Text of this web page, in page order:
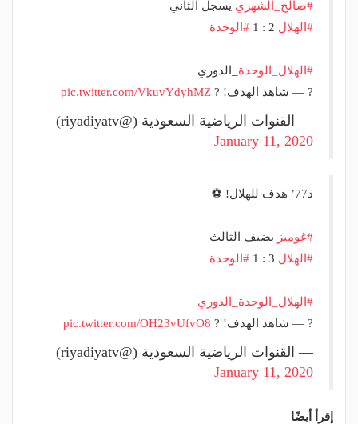
#صالح_الشهري ⁩ يسجل الثاني
#الهلال
#الوحدة
#الهلال_الوحدة ⁩_الدوري
? — شاهد الهدف! ? pic.twitter.com/VkuvYdyhMZ
— القنوات الرياضية السعودية (@riyadiyatv)
January 11, 2020
د77’ هدف للهلال! ⚽
#غوميز ⁩ يضيف الثالث
#الهلال
#الوحدة
#الهلال_الوحدة_الدوري
? — شاهد الهدف! ? pic.twitter.com/OH23vUfvO8
— القنوات الرياضية السعودية (@riyadiyatv)
January 11, 2020
إقرأ أيضًا